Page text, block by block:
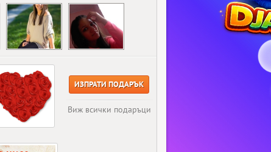
ИЗПРАТИ ПОДАРЪК
Виж всички подаръци